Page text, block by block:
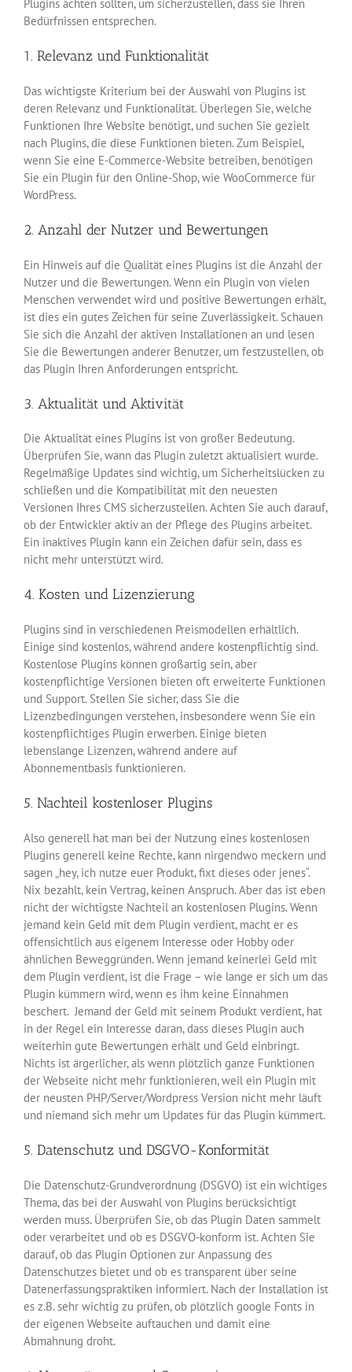
Plugins achten sollten, um sicherzustellen, dass sie Ihren
Bedürfnissen entsprechen.
1. Relevanz und Funktionalität
Das wichtigste Kriterium bei der Auswahl von Plugins ist
deren Relevanz und Funktionalität. Überlegen Sie, welche
Funktionen Ihre Website benötigt, und suchen Sie gezielt
nach Plugins, die diese Funktionen bieten. Zum Beispiel,
wenn Sie eine E-Commerce-Website betreiben, benötigen
Sie ein Plugin für den Online-Shop, wie WooCommerce für
WordPress.
2. Anzahl der Nutzer und Bewertungen
Ein Hinweis auf die Qualität eines Plugins ist die Anzahl der
Nutzer und die Bewertungen. Wenn ein Plugin von vielen
Menschen verwendet wird und positive Bewertungen erhält,
ist dies ein gutes Zeichen für seine Zuverlässigkeit. Schauen
Sie sich die Anzahl der aktiven Installationen an und lesen
Sie die Bewertungen anderer Benutzer, um festzustellen, ob
das Plugin Ihren Anforderungen entspricht.
3. Aktualität und Aktivität
Die Aktualität eines Plugins ist von großer Bedeutung.
Überprüfen Sie, wann das Plugin zuletzt aktualisiert wurde.
Regelmäßige Updates sind wichtig, um Sicherheitslücken zu
schließen und die Kompatibilität mit den neuesten
Versionen Ihres CMS sicherzustellen. Achten Sie auch darauf,
ob der Entwickler aktiv an der Pflege des Plugins arbeitet.
Ein inaktives Plugin kann ein Zeichen dafür sein, dass es
nicht mehr unterstützt wird.
4. Kosten und Lizenzierung
Plugins sind in verschiedenen Preismodellen erhältlich.
Einige sind kostenlos, während andere kostenpflichtig sind.
Kostenlose Plugins können großartig sein, aber
kostenpflichtige Versionen bieten oft erweiterte Funktionen
und Support. Stellen Sie sicher, dass Sie die
Lizenzbedingungen verstehen, insbesondere wenn Sie ein
kostenpflichtiges Plugin erwerben. Einige bieten
lebenslange Lizenzen, während andere auf
Abonnementbasis funktionieren.
5. Nachteil kostenloser Plugins
Also generell hat man bei der Nutzung eines kostenlosen
Plugins generell keine Rechte, kann nirgendwo meckern und
sagen „hey, ich nutze euer Produkt, fixt dieses oder jenes“.
Nix bezahlt, kein Vertrag, keinen Anspruch. Aber das ist eben
nicht der wichtigste Nachteil an kostenlosen Plugins. Wenn
jemand kein Geld mit dem Plugin verdient, macht er es
offensichtlich aus eigenem Interesse oder Hobby oder
ähnlichen Beweggründen. Wenn jemand keinerlei Geld mit
dem Plugin verdient, ist die Frage – wie lange er sich um das
Plugin kümmern wird, wenn es ihm keine Einnahmen
beschert. Jemand der Geld mit seinem Produkt verdient, hat
in der Regel ein Interesse daran, dass dieses Plugin auch
weiterhin gute Bewertungen erhält und Geld einbringt.
Nichts ist ärgerlicher, als wenn plötzlich ganze Funktionen
der Webseite nicht mehr funktionieren, weil ein Plugin mit
der neusten PHP/Server/Wordpress Version nicht mehr läuft
und niemand sich mehr um Updates für das Plugin kümmert.
5. Datenschutz und DSGVO-Konformität
Die Datenschutz-Grundverordnung (DSGVO) ist ein wichtiges
Thema, das bei der Auswahl von Plugins berücksichtigt
werden muss. Überprüfen Sie, ob das Plugin Daten sammelt
oder verarbeitet und ob es DSGVO-konform ist. Achten Sie
darauf, ob das Plugin Optionen zur Anpassung des
Datenschutzes bietet und ob es transparent über seine
Datenerfassungspraktiken informiert. Nach der Installation ist
es z.B. sehr wichtig zu prüfen, ob plötzlich google Fonts in
der eigenen Webseite auftauchen und damit eine
Abmahnung droht.